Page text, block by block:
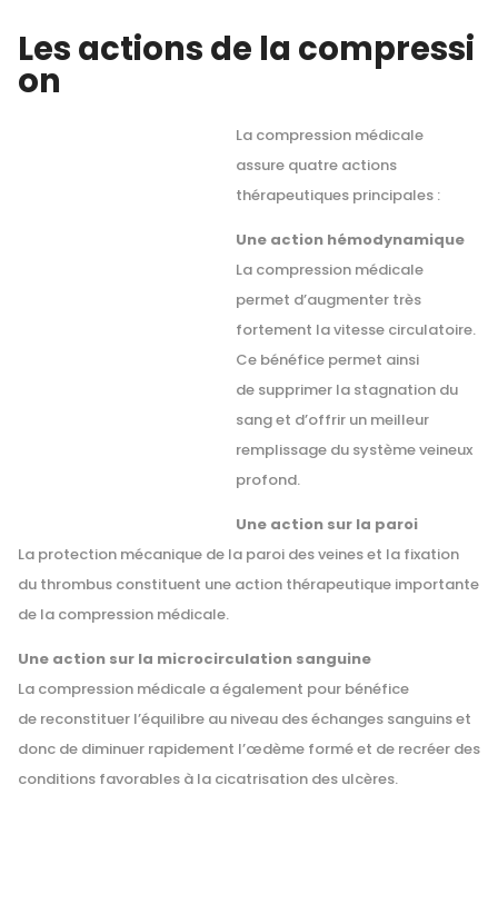
Les actions de la compressi
on
La compression médicale
assure quatre actions
thérapeutiques principales :
Une action hémodynamique
La compression médicale
permet d’augmenter très
fortement la vitesse circulatoire.
Ce bénéfice permet ainsi
de supprimer la stagnation du
sang et d’offrir un meilleur
remplissage du système veineux
profond.
Une action sur la paroi
La protection mécanique de la paroi des veines et la fixation
du thrombus constituent une action thérapeutique importante
de la compression médicale.
Une action sur la microcirculation sanguine
La compression médicale a également pour bénéfice
de reconstituer l’équilibre au niveau des échanges sanguins et
donc de diminuer rapidement l’œdème formé et de recréer des
conditions favorables à la cicatrisation des ulcères.